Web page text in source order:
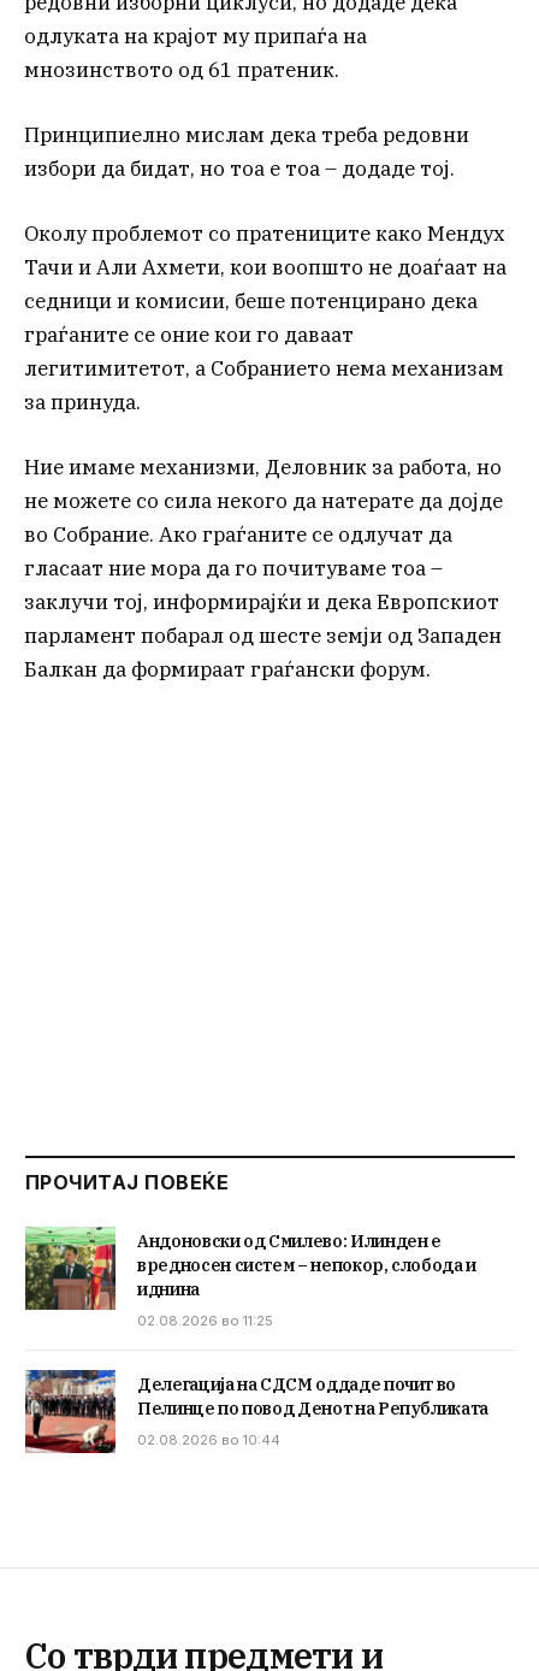
одлуката на крајот му припаѓа на
мнозинството од 61 пратеник.
Принципиелно мислам дека треба редовни
избори да бидат, но тоа е тоа – додаде тој.
Околу проблемот со пратениците како Мендух
Тачи и Али Ахмети, кои воопшто не доаѓаат на
седници и комисии, беше потенцирано дека
граѓаните се оние кои го даваат
легитимитетот, а Собранието нема механизам
за принуда.
Ние имаме механизми, Деловник за работа, но
не можете со сила некого да натерате да дојде
во Собрание. Ако граѓаните се одлучат да
гласаат ние мора да го почитуваме тоа –
заклучи тој, информирајќи и дека Европскиот
парламент побарал од шесте земји од Западен
Балкан да формираат граѓански форум.
ПРОЧИТАЈ ПОВЕЌЕ
Андоновски од Смилево: Илинден е
вредносен систем – непокор, слобода и
иднина
02.08.2026 во 11:25
Делегација на СДСМ оддаде почит во
Пелинце по повод Денот на Републиката
02.08.2026 во 10:44
Со тврди предмети и